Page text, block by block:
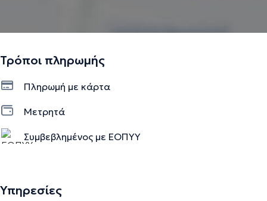
Τρόποι πληρωμής
Πληρωμή με κάρτα
Μετρητά
Συμβεβλημένος με ΕΟΠΥΥ
Υπηρεσίες